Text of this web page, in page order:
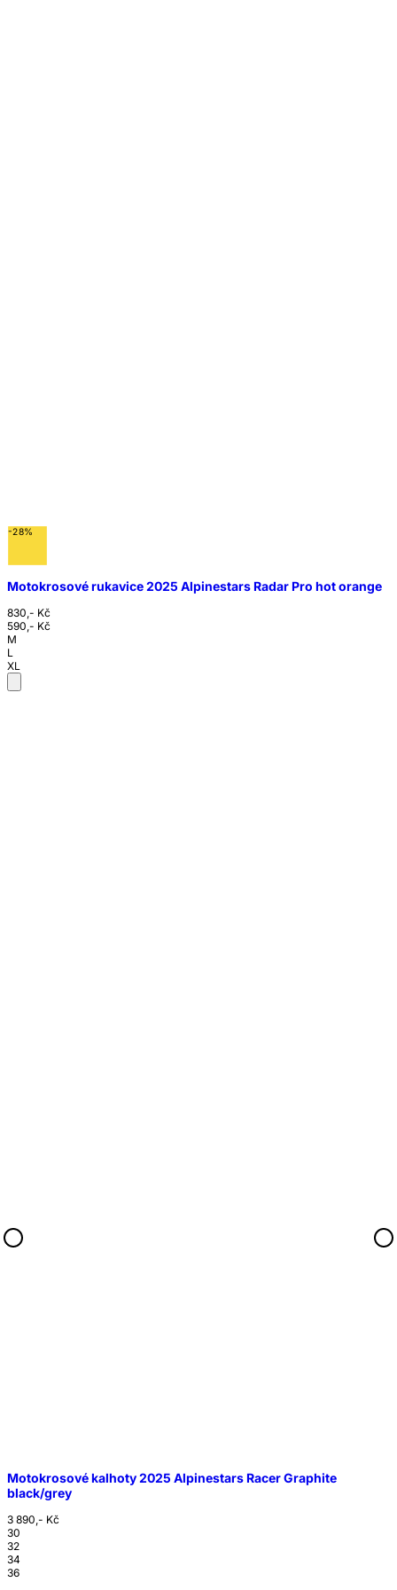
-28%
Motokrosové rukavice 2025 Alpinestars Radar Pro hot orange
830,- Kč
590,- Kč
M
L
XL
Motokrosové kalhoty 2025 Alpinestars Racer Graphite
black/grey
3 890,- Kč
30
32
34
36